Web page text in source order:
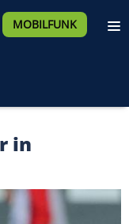
MOBILFUNK
in